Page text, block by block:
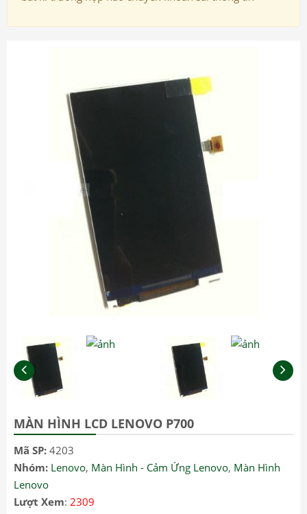
MÀN HÌNH LCD LENOVO P700
Mã SP: 4203
Nhóm: Lenovo, Màn Hình - Cảm Ứng Lenovo, Màn Hình
Lenovo
Lượt Xem: 2309